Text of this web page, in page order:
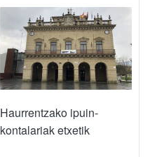
Haurrentzako ipuin-
kontalariak etxetik